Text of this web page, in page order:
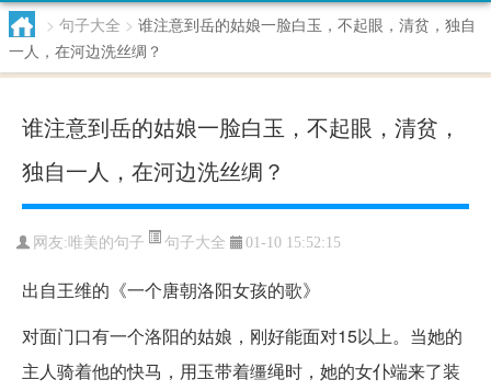
> 句子大全 > 谁注意到岳的姑娘一脸白玉，不起眼，清贫，独自
一人，在河边洗丝绸？
谁注意到岳的姑娘一脸白玉，不起眼，清贫，
独自一人，在河边洗丝绸？
网友: 唯美的句子 句子大全 01-10 15:52:15
出自王维的《一个唐朝洛阳女孩的歌》
对面门口有一个洛阳的姑娘，刚好能面对15以上。当她的
主人骑着他的快马，用玉带着缰绳时，她的女仆端来了装